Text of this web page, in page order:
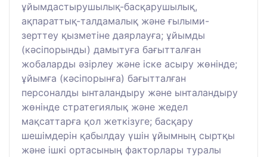
ұйымдастырушылық-басқарушылық,
ақпараттық-талдамалық және ғылыми-
зерттеу қызметіне даярлауға; ұйымды
(кәсіпорынды) дамытуға бағытталған
жобаларды әзірлеу және іске асыру жөнінде;
ұйымға (кәсіпорынға) бағытталған
персоналды ынталандыру және ынталандыру
жөнінде стратегиялық және жедел
мақсаттарға қол жеткізуге; басқару
шешімдерін қабылдау үшін ұйымның сыртқы
және ішкі ортасының факторлары туралы